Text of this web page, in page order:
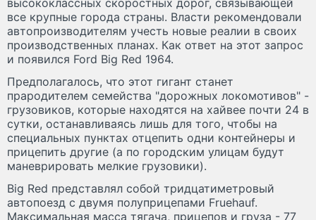
все крупные города страны. Власти рекомендовали
автопроизводителям учесть новые реалии в своих
производственных планах. Как ответ на этот запрос
и появился Ford Big Red 1964.
Предполагалось, что этот гигант станет
прародителем семейства "дорожных локомотивов" -
грузовиков, которые находятся на хайвее почти 24 в
сутки, останавливаясь лишь для того, чтобы на
специальных пунктах отцепить одни контейнеры и
прицепить другие (а по городским улицам будут
маневрировать мелкие грузовики).
Big Red представлял собой тридцатиметровый
автопоезд с двумя полуприцепами Fruehauf.
Максимальная масса тягача, прицепов и груза - 77